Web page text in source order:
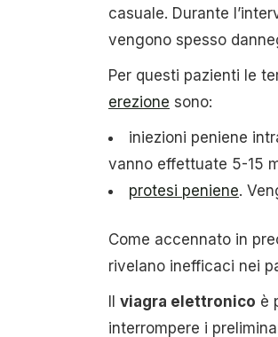
casuale. Durante
vengono spesso
Per questi pazienti le
erezione sono:
iniezioni peniene
vanno effettuate 5-15
protesi peniene.
Come accennato in
rivelano inefficaci nei
viagra elettronico è
interrompere i